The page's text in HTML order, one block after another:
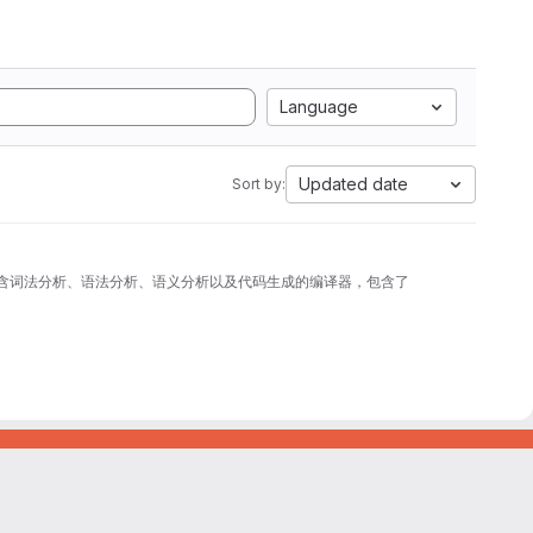
Language
Sort by: Updated date
法分析、语法分析、语义分析以及代码生成的编译器，包含了